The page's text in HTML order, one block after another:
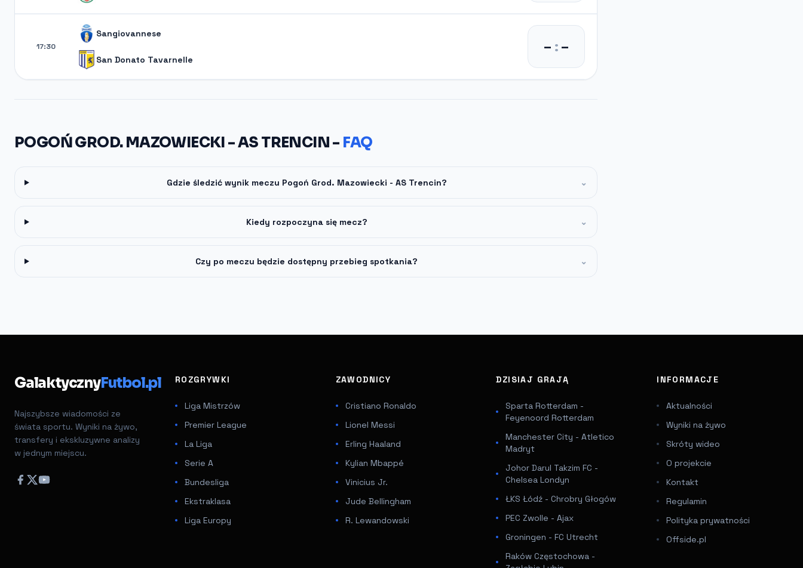
17:30
Sangiovannese
San Donato Tavarnelle
– :–
POGOŃ GROD. MAZOWIECKI - AS TRENCIN - FAQ
Gdzie śledzić wynik meczu Pogoń Grod. Mazowiecki - AS Trencin? ⌄
Kiedy rozpoczyna się mecz? ⌄
Czy po meczu będzie dostępny przebieg spotkania? ⌄
GalaktycznyFutbol.pl
Najszybsze wiadomości ze
świata sportu. Wyniki na żywo,
transfery i ekskluzywne analizy
w jednym miejscu.
ROZGRYWKI
Liga Mistrzów
Premier League
La Liga
Serie A
Bundesliga
Ekstraklasa
Liga Europy
ZAWODNICY
Cristiano Ronaldo
Lionel Messi
Erling Haaland
Kylian Mbappé
Vinicius Jr.
Jude Bellingham
R. Lewandowski
DZISIAJ GRAJĄ
Sparta Rotterdam -
Feyenoord Rotterdam
Manchester City - Atletico
Madryt
Johor Darul Takzim FC -
Chelsea Londyn
ŁKS Łódź - Chrobry Głogów
PEC Zwolle - Ajax
Groningen - FC Utrecht
Raków Częstochowa -
INFORMACJE
Aktualności
Wyniki na żywo
Skróty wideo
O projekcie
Kontakt
Regulamin
Polityka prywatności
Offside.pl